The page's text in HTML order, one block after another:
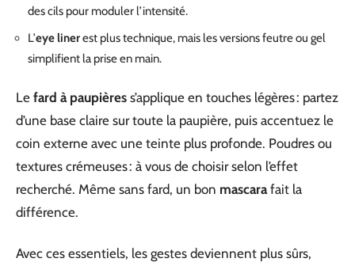
des cils pour moduler l’intensité.
L’eye linerest plus technique, mais les versions feutre ou gel
simplifient la prise en main.
Le fard à paupières s’applique en touches légères : partez
d’une base claire sur toute la paupière, puis accentuez le
coin externe avec une teinte plus profonde. Poudres ou
textures crémeuses : à vous de choisir selon l’effet
recherché. Même sans fard, un bon mascarafait la
différence.
Avec ces essentiels, les gestes deviennent plus sûrs,